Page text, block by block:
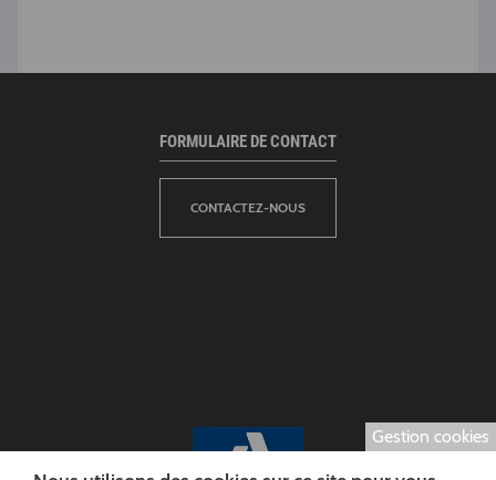
FORMULAIRE DE CONTACT
CONTACTEZ-NOUS
Gestion cookies